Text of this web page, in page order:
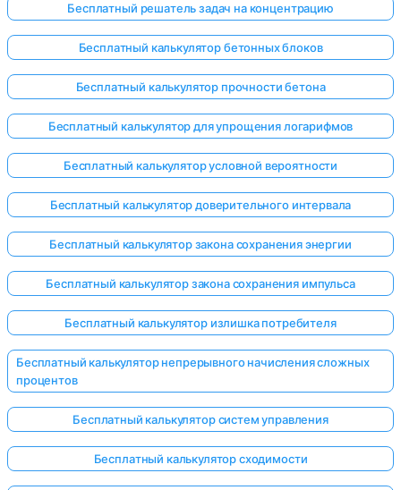
Бесплатный решатель задач на концентрацию
Бесплатный калькулятор бетонных блоков
Бесплатный калькулятор прочности бетона
Бесплатный калькулятор для упрощения логарифмов
Бесплатный калькулятор условной вероятности
Бесплатный калькулятор доверительного интервала
Бесплатный калькулятор закона сохранения энергии
Бесплатный калькулятор закона сохранения импульса
Бесплатный калькулятор излишка потребителя
Бесплатный калькулятор непрерывного начисления сложных
процентов
Бесплатный калькулятор систем управления
Бесплатный калькулятор сходимости